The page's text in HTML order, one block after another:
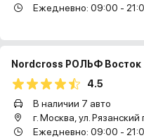
Ежедневно: 09:00 -
Nordcross РОЛЬФ Восток
4.5
В наличии 7 авто
г. Москва, ул.
Ежедневно: 09:00 -